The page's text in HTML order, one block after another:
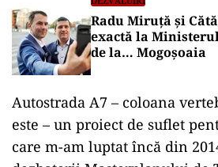
Radu Miruță și
exactă la
de la… Mogoșoaia
Autostrada A7 – coloana
este – un proiect de suflet
care m-am luptat încă din